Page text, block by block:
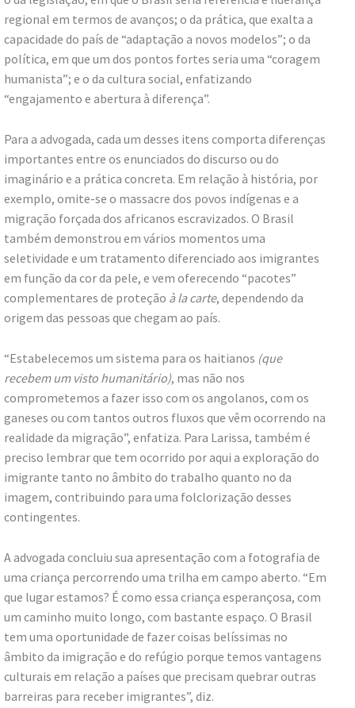
regional em termos de avanços; o da prática, que exalta a
capacidade do país de “adaptação a novos modelos”; o da
política, em que um dos pontos fortes seria uma “coragem
humanista”; e o da cultura social, enfatizando
“engajamento e abertura à diferença”.
Para a advogada, cada um desses itens comporta diferenças
importantes entre os enunciados do discurso ou do
imaginário e a prática concreta. Em relação à história, por
exemplo, omite-se o massacre dos povos indígenas e a
migração forçada dos africanos escravizados. O Brasil
também demonstrou em vários momentos uma
seletividade e um tratamento diferenciado aos imigrantes
em função da cor da pele, e vem oferecendo “pacotes”
complementares de proteção à la carte, dependendo da
origem das pessoas que chegam ao país.
“Estabelecemos um sistema para os haitianos (que
recebem um visto humanitário), mas não nos
comprometemos a fazer isso com os angolanos, com os
ganeses ou com tantos outros fluxos que vêm ocorrendo na
realidade da migração”, enfatiza. Para Larissa, também é
preciso lembrar que tem ocorrido por aqui a exploração do
imigrante tanto no âmbito do trabalho quanto no da
imagem, contribuindo para uma folclorização desses
contingentes.
A advogada concluiu sua apresentação com a fotografia de
uma criança percorrendo uma trilha em campo aberto. “Em
que lugar estamos? É como essa criança esperançosa, com
um caminho muito longo, com bastante espaço. O Brasil
tem uma oportunidade de fazer coisas belíssimas no
âmbito da imigração e do refúgio porque temos vantagens
culturais em relação a países que precisam quebrar outras
barreiras para receber imigrantes”, diz.